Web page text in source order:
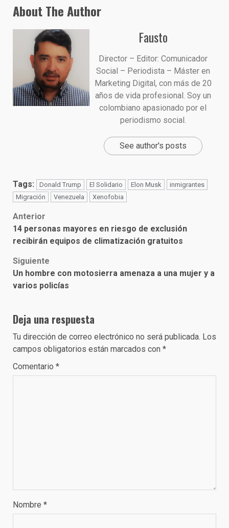
About The Author
Fausto
Director – Editor: Comunicador
Social – Periodista – Máster en
Marketing Digital, con más de 20
años de vida profesional. Soy un
colombiano apasionado por el
periodismo social.
See author's posts
Tags: Donald Trump El Solidario Elon Musk
inmigrantes
Migración
Venezuela Xenofobia
Post
navigation
Anterior
14 personas mayores en riesgo de exclusión
recibirán equipos de climatización gratuitos
Siguiente
Un hombre con motosierra amenaza a una mujer y a
varios policías
Deja una respuesta
Tu dirección de correo electrónico no será publicada. Los
campos obligatorios están marcados con *
Comentario *
Nombre *